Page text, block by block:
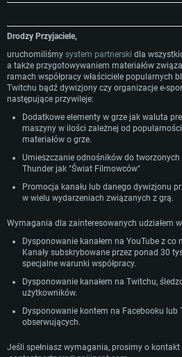
WYMAGANIA
For PC
Minimalne
Minimalne
Minimalne
Drodzy Przyjaciele,
uruchomiliśmy system partnerski dla
a także przygotowywaniem materiałów
ramach współpracy właściciele popularnych
Twitchu bądź dywizjony czy organizacje e-
następujące przywileje:
Dodatkowe elementy w grze jak waluta
maszyny w ilości zależnej od
materiałów o grze.
Umieszczanie odnośników do
Thunder jak "Świat Filmowców"
Promocja kanału lub danego dywizjonu
w wielu wydarzeniach związanych z grą.
Wymagania dla zainteresowanych udziałem
Dysponowanie kanałem na YouTube z
Kanały subskrybowane przez ponad 30
specjalne warunki współpracy.
Dysponowanie kanałem na Twitchu,
użytkowników.
Dysponowanie kontem na Facebooku lub
obserwujących.
Jeśli spełniasz wymagania, prosimy o kontakt